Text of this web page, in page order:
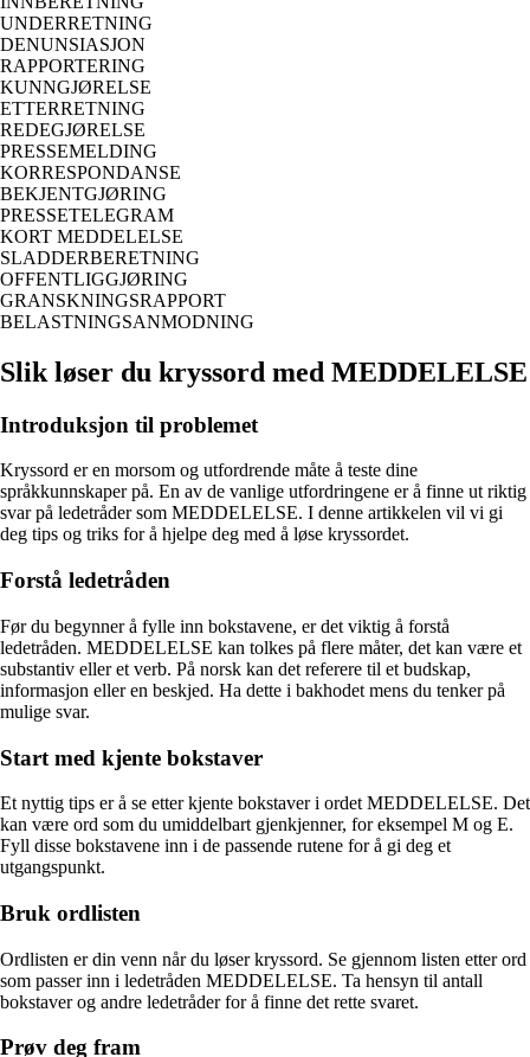
UNDERRETNING
DENUNSIASJON
RAPPORTERING
KUNNGJØRELSE
ETTERRETNING
REDEGJØRELSE
PRESSEMELDING
KORRESPONDANSE
BEKJENTGJØRING
PRESSETELEGRAM
KORT MEDDELELSE
SLADDERBERETNING
OFFENTLIGGJØRING
GRANSKNINGSRAPPORT
BELASTNINGSANMODNING
Slik løser du kryssord med MEDDELELSE
Introduksjon til problemet
Kryssord er en morsom og utfordrende måte å teste dine
språkkunnskaper på. En av de vanlige utfordringene er å finne ut riktig
svar på ledetråder som MEDDELELSE. I denne artikkelen vil vi gi
deg tips og triks for å hjelpe deg med å løse kryssordet.
Forstå ledetråden
Før du begynner å fylle inn bokstavene, er det viktig å forstå
ledetråden. MEDDELELSE kan tolkes på flere måter, det kan være et
substantiv eller et verb. På norsk kan det referere til et budskap,
informasjon eller en beskjed. Ha dette i bakhodet mens du tenker på
mulige svar.
Start med kjente bokstaver
Et nyttig tips er å se etter kjente bokstaver i ordet MEDDELELSE. Det
kan være ord som du umiddelbart gjenkjenner, for eksempel M og E.
Fyll disse bokstavene inn i de passende rutene for å gi deg et
utgangspunkt.
Bruk ordlisten
Ordlisten er din venn når du løser kryssord. Se gjennom listen etter ord
som passer inn i ledetråden MEDDELELSE. Ta hensyn til antall
bokstaver og andre ledetråder for å finne det rette svaret.
Prøv deg fram